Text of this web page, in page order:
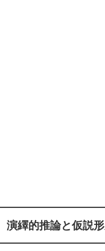
演繹的推論と仮説